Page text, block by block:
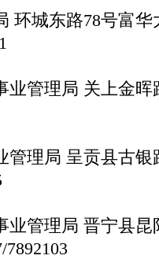
城东路78号富华
管理局 关上金晖
理局 呈贡县古银
管理局 晋宁县昆
7892103